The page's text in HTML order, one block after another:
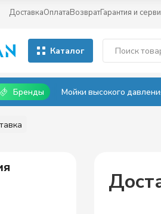
ДоставкаОплатаВозвратГарантия и
Каталог
Бренды Мойки высокого